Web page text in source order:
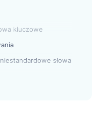
kluczowe
słowa